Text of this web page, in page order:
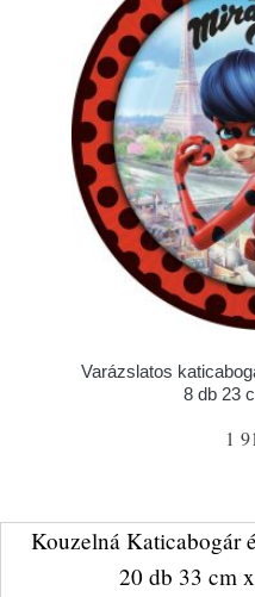
Varázslatos
8 db 23
1
Kouzelná Katicabogár
20 db 33 cm